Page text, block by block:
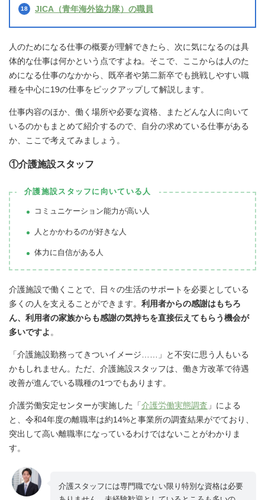
JICA（青年海外協力隊）の職員
人のためになる仕事の概要が理解できたら、次に気になるのは具
体的な仕事は何かという点ですよね。そこで、ここからは人のた
めになる仕事のなかから、既卒者や第二新卒でも挑戦しやすい職
種を中心に19の仕事をピックアップして解説します。
仕事内容のほか、働く場所や必要な資格、またどんな人に向いて
いるのかもまとめて紹介するので、自分の求めている仕事がある
か、ここで考えてみましょう。
①介護施設スタッフ
介護施設スタッフに向いている人
コミュニケーション能力が高い人
人とかかわるのが好きな人
体力に自信がある人
介護施設で働くことで、日々の生活のサポートを必要としている
多くの人を支えることができます。 利用者からの感謝はもちろ
ん、利用者の家族からも感謝の気持ちを直接伝えてもらう機会が
多いですよ。
「介護施設勤務ってきついイメージ……」と不安に思う人もいる
かもしれません。ただ、介護施設スタッフは、働き方改革で待遇
改善が進んでいる職種の1つでもあります。
介護労働安定センターが実施した「介護労働実態調査 」による
と、令和4年度の離職率は約14%と事業所の調査結果がでており、
突出して高い離職率になっているわけではないことがわかりま
す。
介護スタッフには専門職でない限り特別な資格は必要